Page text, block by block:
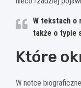
W tekstach o
także o typie
Które
W notce